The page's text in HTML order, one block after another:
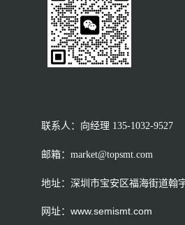
联系人：向经理 135-1032-9527
邮箱：market@topsmt.com
地址：深圳市宝安区福海街道翰
网址：www.semismt.com